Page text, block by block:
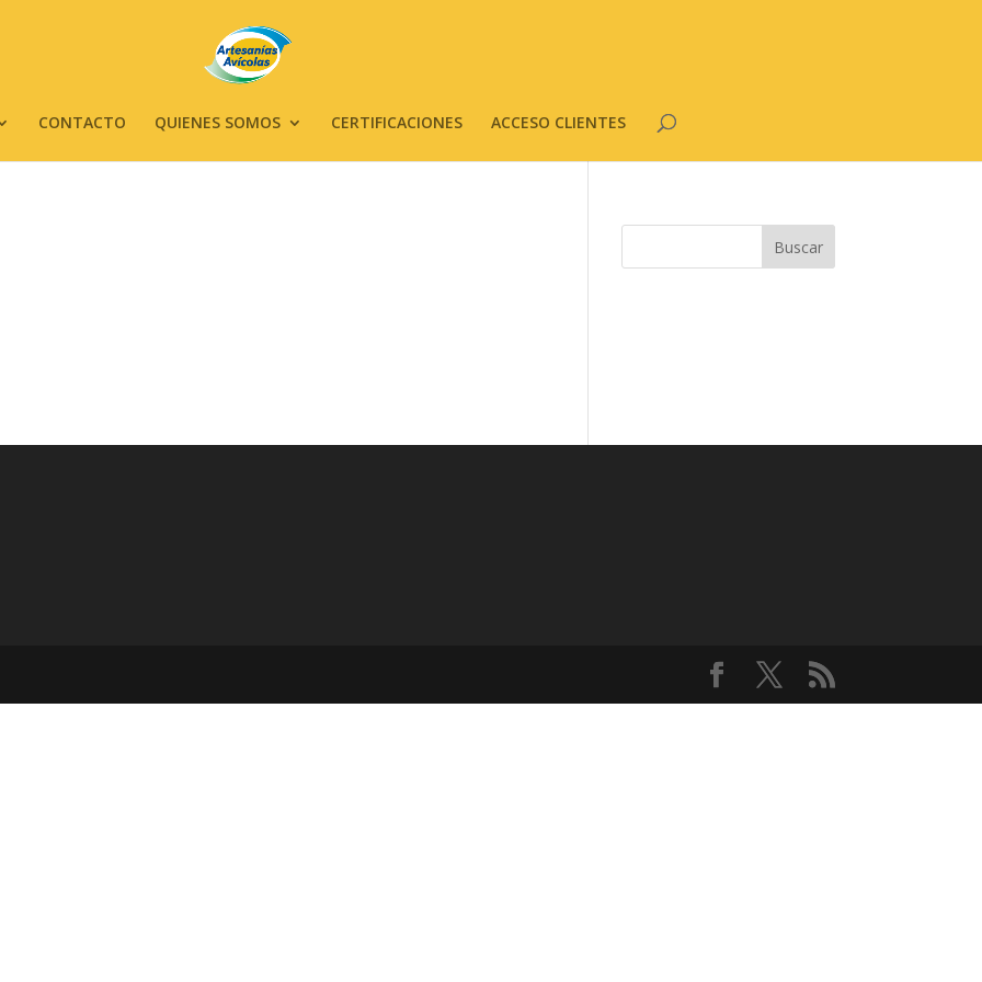
CONTACTO QUIENES SOMOS CERTIFICACIONES ACCESO CLIENTES